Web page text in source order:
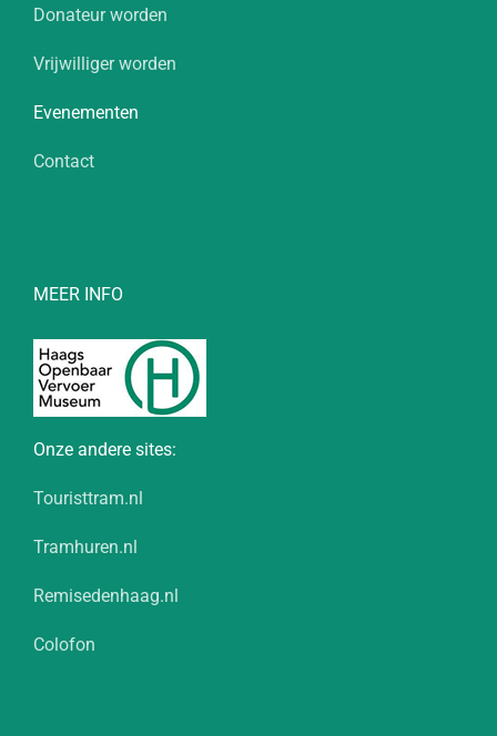
Donateur worden
Vrijwilliger worden
Evenementen
Contact
MEER INFO
Onze andere sites:
Touristtram.nl
Tramhuren.nl
Remisedenhaag.nl
Colofon